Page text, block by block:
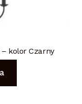
kolor Czarny